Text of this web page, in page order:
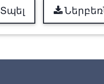
Տպել